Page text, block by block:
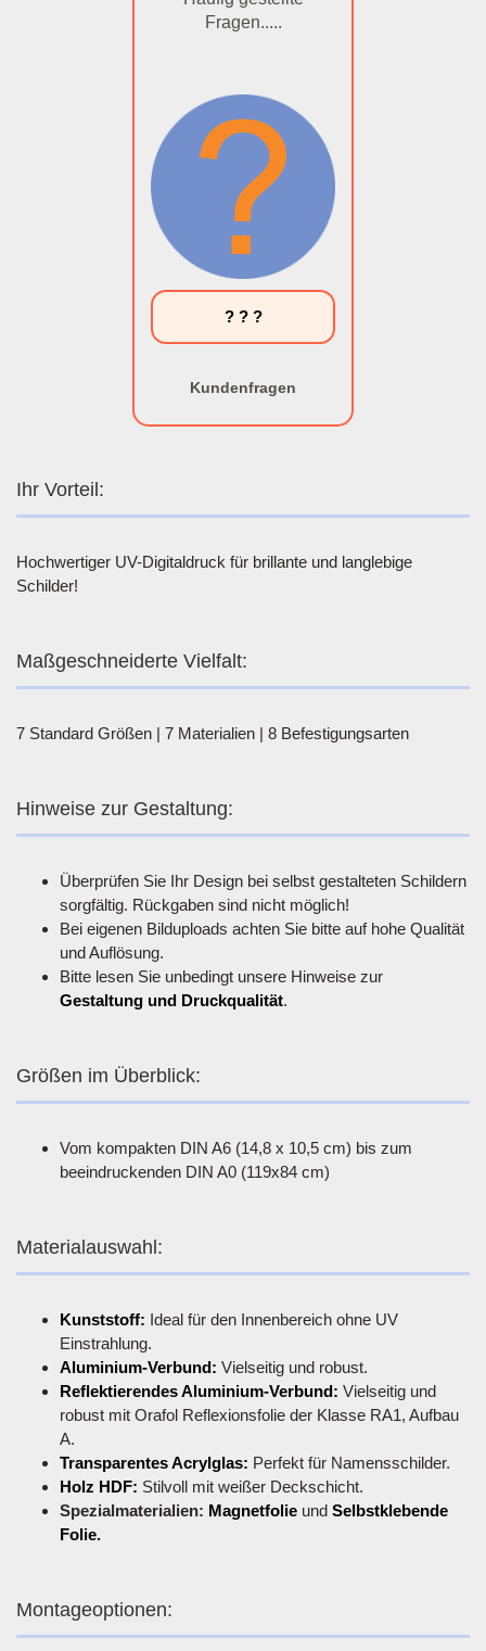
Fragen.....
? ? ?
Kundenfragen
Ihr Vorteil:
Hochwertiger UV-Digitaldruck für brillante und langlebige
Schilder!
Maßgeschneiderte Vielfalt:
7 Standard Größen | 7 Materialien | 8 Befestigungsarten
Hinweise zur Gestaltung:
Überprüfen Sie Ihr Design bei selbst gestalteten Schildern
sorgfältig. Rückgaben sind nicht möglich!
Bei eigenen Bilduploads achten Sie bitte auf hohe Qualität
und Auflösung.
Bitte lesen Sie unbedingt unsere Hinweise zur
Gestaltung und Druckqualität.
Größen im Überblick:
Vom kompakten DIN A6 (14,8 x 10,5 cm) bis zum
beeindruckenden DIN A0 (119x84 cm)
Materialauswahl:
Kunststoff: Ideal für den Innenbereich ohne UV
Einstrahlung.
Aluminium-Verbund: Vielseitig und robust.
Reflektierendes Aluminium-Verbund: Vielseitig und
robust mit Orafol Reflexionsfolie der Klasse RA1, Aufbau
A.
Transparentes Acrylglas: Perfekt für Namensschilder.
Holz HDF: Stilvoll mit weißer Deckschicht.
Spezialmaterialien: Magnetfolie und Selbstklebende
Folie.
Montageoptionen: